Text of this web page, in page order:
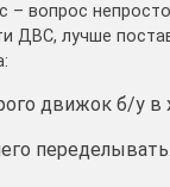
вопрос
ДВС, лучше
движок б/у
переделывать.